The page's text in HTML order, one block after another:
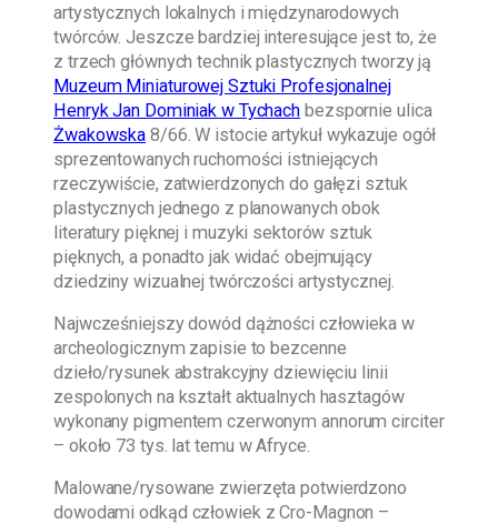
artystycznych lokalnych i międzynarodowych
twórców. Jeszcze bardziej interesujące jest to, że
z trzech głównych technik plastycznych tworzy ją
Muzeum Miniaturowej Sztuki Profesjonalnej
Henryk Jan Dominiak w Tychach bezspornie ulica
Żwakowska 8/66. W istocie artykuł wykazuje ogół
sprezentowanych ruchomości istniejących
rzeczywiście, zatwierdzonych do gałęzi sztuk
plastycznych jednego z planowanych obok
literatury pięknej i muzyki sektorów sztuk
pięknych, a ponadto jak widać obejmujący
dziedziny wizualnej twórczości artystycznej.
Najwcześniejszy dowód dążności człowieka w
archeologicznym zapisie to bezcenne
dzieło/rysunek abstrakcyjny dziewięciu linii
zespolonych na kształt aktualnych hasztagów
wykonany pigmentem czerwonym annorum circiter
– około 73 tys. lat temu w Afryce.
Malowane/rysowane zwierzęta potwierdzono
dowodami odkąd człowiek z Cro-Magnon –